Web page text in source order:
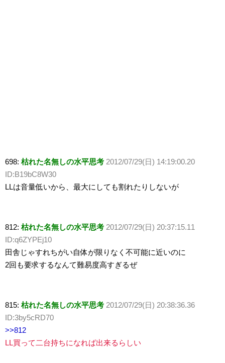
698: 枯れた名無しの水平思考 2012/07/29(日) 14:19:00.20
ID:B19bC8W30
LLは音量低いから、最大にしても割れたりしないが
812: 枯れた名無しの水平思考 2012/07/29(日) 20:37:15.11
ID:q6ZYPEj10
田舎じゃすれちがい自体が限りなく不可能に近いのに
2回も要求するなんて難易度高すぎるぜ
815: 枯れた名無しの水平思考 2012/07/29(日) 20:38:36.36
ID:3by5cRD70
>>812
LL買って二台持ちになれば出来るらしい